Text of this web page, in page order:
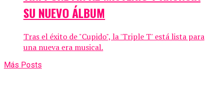
SU NUEVO ÁLBUM
Tras el éxito de "Cupido", la 'Triple T' está lista para
una nueva era musical.
Más Posts